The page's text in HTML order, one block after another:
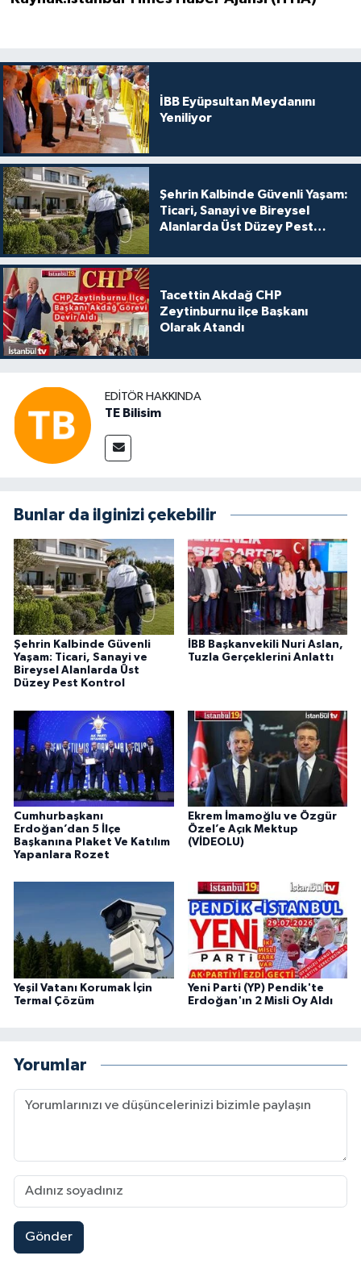
İBB Eyüpsultan Meydanını
Yeniliyor
Şehrin Kalbinde Güvenli Yaşam:
Ticari, Sanayi ve Bireysel
Alanlarda Üst Düzey Pest
Tacettin Akdağ CHP
Zeytinburnu ilçe Başkanı
Olarak Atandı
EDITÖR HAKKINDA
TE Bilisim
Bunlar da ilginizi çekebilir
Şehrin Kalbinde Güvenli
Yaşam: Ticari, Sanayi ve
Bireysel Alanlarda Üst
Düzey Pest Kontrol
İBB Başkanvekili Nuri Aslan,
Tuzla Gerçeklerini Anlattı
Cumhurbaşkanı
Erdoğan’dan 5 İlçe
Başkanına Plaket Ve Katılım
Yapanlara Rozet
Ekrem İmamoğlu ve Özgür
Özel’e Açık Mektup
(VİDEOLU)
Yeşil Vatanı Korumak İçin
Termal Çözüm
Yeni Parti (YP) Pendik'te
Erdoğan'ın 2 Misli Oy Aldı
Yorumlar
Gönder